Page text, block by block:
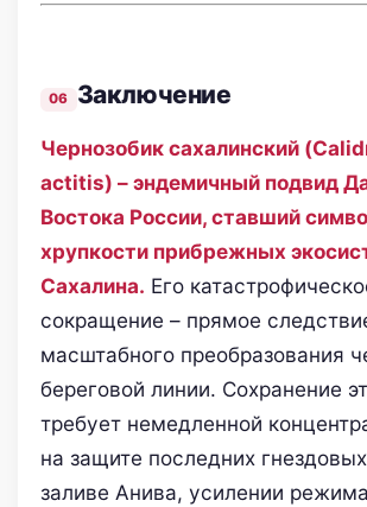
Заключение
Чернозобик сахалинский
actitis) – эндемичный подвид
Востока России, ставший
хрупкости прибрежных
Сахалина. Его
сокращение – прямое
масштабного преобразования
береговой линии. Сохранение
требует немедленной
на защите последних
заливе Анива, усилении